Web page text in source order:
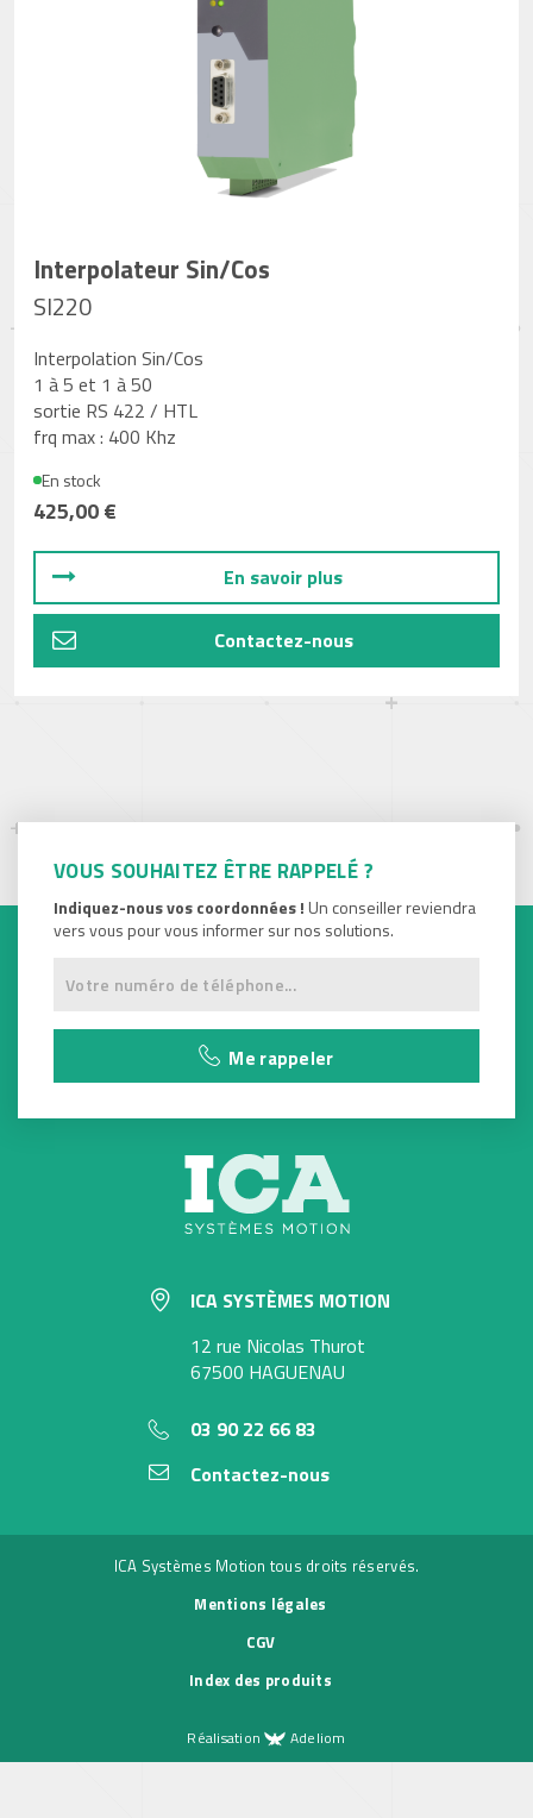
Interpolateur Sin/Cos
SI220
Interpolation Sin/Cos
1 à 5 et 1 à 50
sortie RS 422 / HTL
frq max : 400 Khz
En stock
425,00 €
En savoir plus
Contactez-nous
VOUS SOUHAITEZ ÊTRE RAPPELÉ ?
Indiquez-nous vos coordonnées ! Un conseiller reviendra
vers vous pour vous informer sur nos solutions.
Me rappeler
ICA SYSTÈMES MOTION
12 rue Nicolas Thurot
67500 HAGUENAU
03 90 22 66 83
Contactez-nous
ICA Systèmes Motion tous droits réservés.
Mentions légales
CGV
Index des produits
Réalisation Adeliom